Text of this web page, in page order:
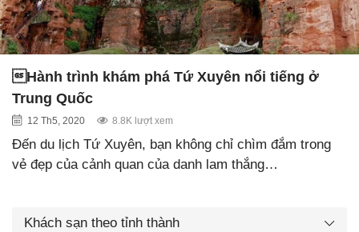
Hành trình khám phá Tứ Xuyên nổi tiếng ở
Trung Quốc
12 Th5, 2020 8.8K lượt xem
Đến du lịch Tứ Xuyên, bạn không chỉ chìm đắm trong
vẻ đẹp của cảnh quan của danh lam thắng…
Khách sạn theo tỉnh thành